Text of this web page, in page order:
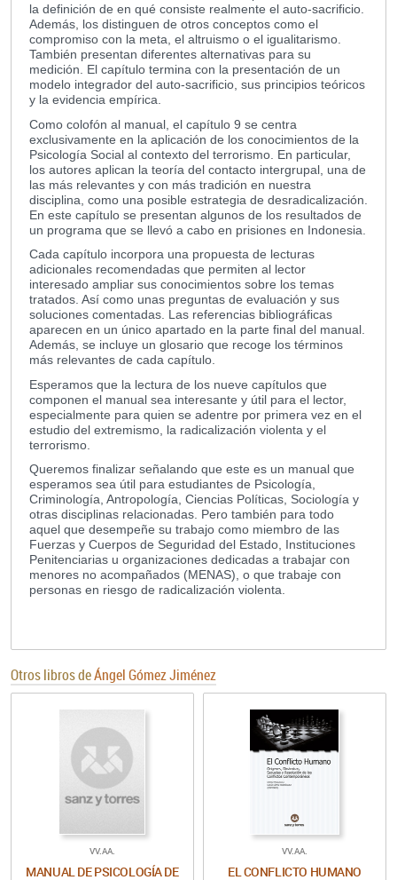
la definición de en qué consiste realmente el auto-sacrificio.
Además, los distinguen de otros conceptos como el
compromiso con la meta, el altruismo o el igualitarismo.
También presentan diferentes alternativas para su
medición. El capítulo termina con la presentación de un
modelo integrador del auto-sacrificio, sus principios teóricos
y la evidencia empírica.
Como colofón al manual, el capítulo 9 se centra
exclusivamente en la aplicación de los conocimientos de la
Psicología Social al contexto del terrorismo. En particular,
los autores aplican la teoría del contacto intergrupal, una de
las más relevantes y con más tradición en nuestra
disciplina, como una posible estrategia de desradicalización.
En este capítulo se presentan algunos de los resultados de
un programa que se llevó a cabo en prisiones en Indonesia.
Cada capítulo incorpora una propuesta de lecturas
adicionales recomendadas que permiten al lector
interesado ampliar sus conocimientos sobre los temas
tratados. Así como unas preguntas de evaluación y sus
soluciones comentadas. Las referencias bibliográficas
aparecen en un único apartado en la parte final del manual.
Además, se incluye un glosario que recoge los términos
más relevantes de cada capítulo.
Esperamos que la lectura de los nueve capítulos que
componen el manual sea interesante y útil para el lector,
especialmente para quien se adentre por primera vez en el
estudio del extremismo, la radicalización violenta y el
terrorismo.
Queremos finalizar señalando que este es un manual que
esperamos sea útil para estudiantes de Psicología,
Criminología, Antropología, Ciencias Políticas, Sociología y
otras disciplinas relacionadas. Pero también para todo
aquel que desempeñe su trabajo como miembro de las
Fuerzas y Cuerpos de Seguridad del Estado, Instituciones
Penitenciarias u organizaciones dedicadas a trabajar con
menores no acompañados (MENAS), o que trabaje con
personas en riesgo de radicalización violenta.
Otros libros deÁngel Gómez Jiménez
VV.AA.
MANUAL DE PSICOLOGÍA DE
VV.AA.
EL CONFLICTO HUMANO